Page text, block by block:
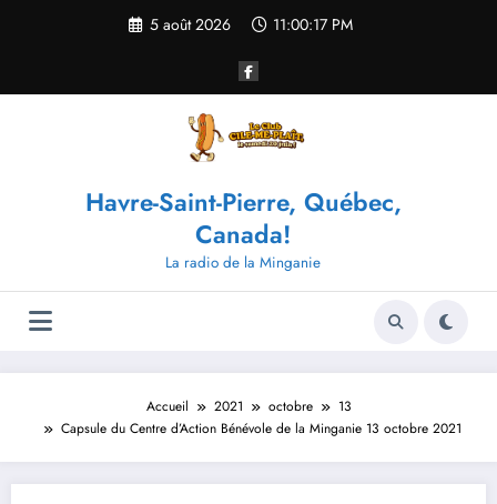
5 août 2026 11:00:17 PM
Havre-Saint-Pierre, Québec,
Canada!
La radio de la Minganie
Accueil 2021 octobre
13
Capsule du Centre d’Action Bénévole de la Minganie 13 octobre 2021